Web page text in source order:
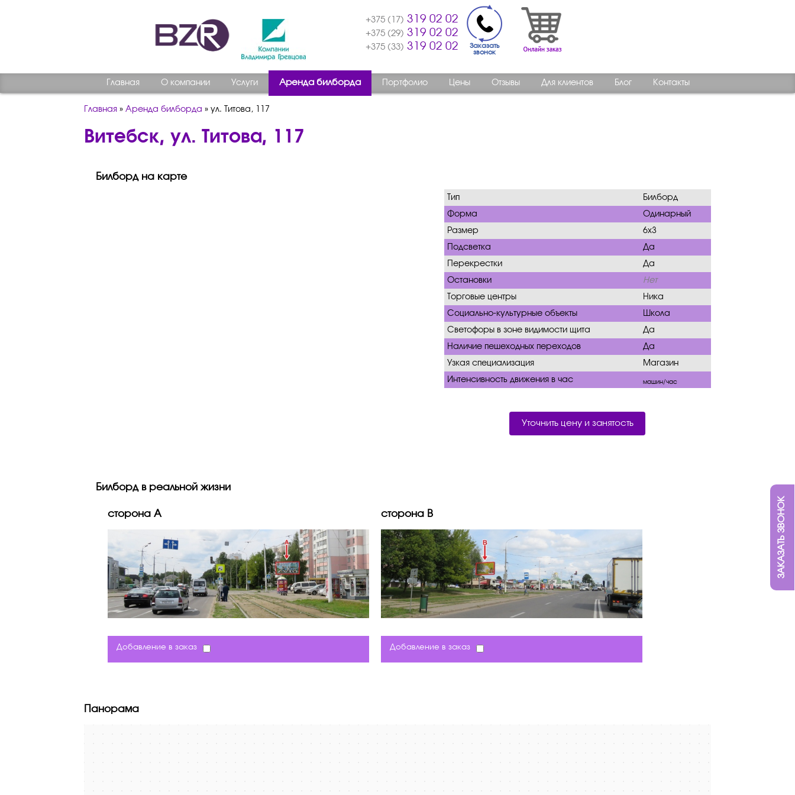
+375 (17) 319 02 02
+375 (29) 319 02 02
+375 (33) 319 02 02
Заказать
звонок
Главная О компании Услуги Аренда билборда Портфолио Цены Отзывы Для клиентов Блог Контакты
Главная » Аренда билборда » ул. Титова, 117
Витебск, ул. Титова, 117
Билборд на карте
Тип
Билборд
Форма
Одинарный
Размер
6х3
Подсветка
Да
Перекрестки
Да
Остановки
Нет
Торговые центры
Ника
Социально-культурные объекты
Школа
Светофоры в зоне видимости щита
Да
Наличие пешеходных переходов
Да
Узкая специализация
Магазин
Интенсивность движения в час
машин/час
Уточнить цену и занятость
Билборд в реальной жизни
сторона A
Добавление в заказ
сторона B
Добавление в заказ
Панорама
ЗАКАЗАТЬ ЗВОНОК